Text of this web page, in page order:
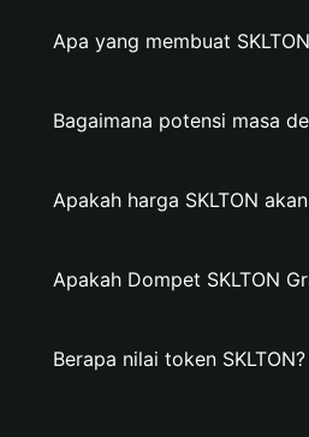
Apa yang membuat
Bagaimana potensi masa
Apakah harga SKLTON
Apakah Dompet SKLTON
Berapa nilai token SKLTON?